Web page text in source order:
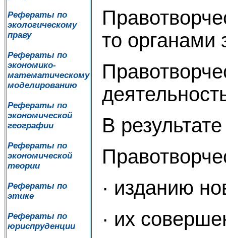
Рефераты по
экологическому
праву
Рефераты по
экономико-
математическому
моделированию
Рефераты по
экономической
географии
Рефераты по
экономической
теории
Рефераты по
этике
Рефераты по
юриспруденции
то органами
В
· изданию
· их